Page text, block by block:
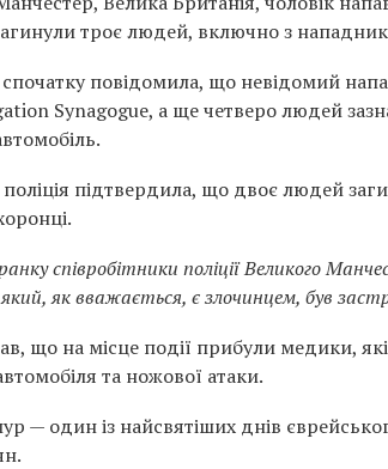
троє людей, включно з
спочатку повідомила, що невідомий
Synagogue, а ще четверо людей
поліція підтвердила, що двоє людей
співробітники поліції Великого
який, як вважається, є злочинцем, був
що на місце події прибули медики,
та ножової атаки.
— один із найсвятіших днів